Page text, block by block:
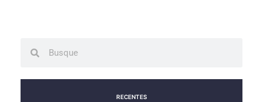
RECENTES